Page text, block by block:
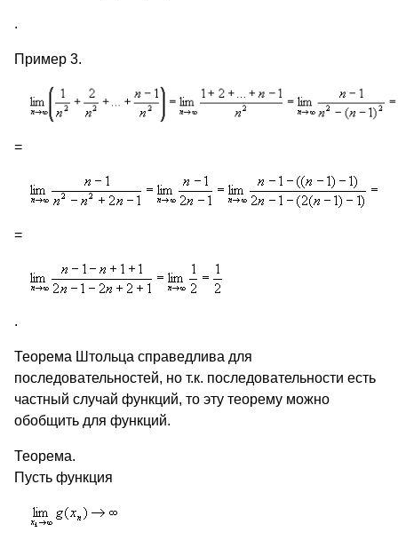
.
Пример 3.
=
=
.
Теорема Штольца справедлива для
последовательностей, но т.к. последовательности есть
частный случай функций, то эту теорему можно
обобщить для функций.
Теорема.
Пусть функция